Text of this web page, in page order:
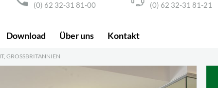
(0) 62 32-31 81-00
(0) 62 32-31 81-21
Download Über uns Kontakt
GROSSBRITANNIEN